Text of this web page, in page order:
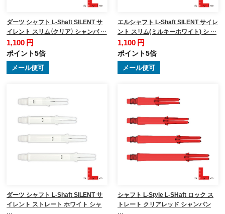
ダーツ シャフト L-Shaft SILENT サ
イレント スリム（クリア） シャンパ …
1,100 円
ポイント5倍
メール便可
エルシャフト L-Shaft SILENT サイレ
ント スリム(ミルキーホワイト) シ …
1,100 円
ポイント5倍
メール便可
ダーツ シャフト L-Shaft SILENT サ
イレント ストレート ホワイト シャ
シャフト L-Style L-SHaft ロック ス
トレート クリアレッド シャンパン